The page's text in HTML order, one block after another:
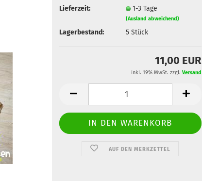
Passwort vergessen?
Lieferzeit: 1-3 Tage
(Ausland abweichend)
Lagerbestand: 5 Stück
11,00 EUR
inkl. 19% MwSt. zzgl. Versand
AUF DEN MERKZETTEL